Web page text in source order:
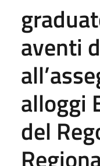
aventi
alloggi
del